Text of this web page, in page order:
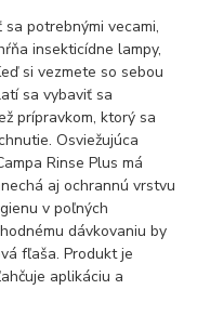
potrebnými vecami,
insekticídne lampy,
si vezmete so sebou
sa vybaviť sa
prípravkom, ktorý sa
Osviežujúca
Rinse Plus má
aj ochrannú vrstvu
v poľných
dávkovaniu by
fľaša. Produkt je
aplikáciu a